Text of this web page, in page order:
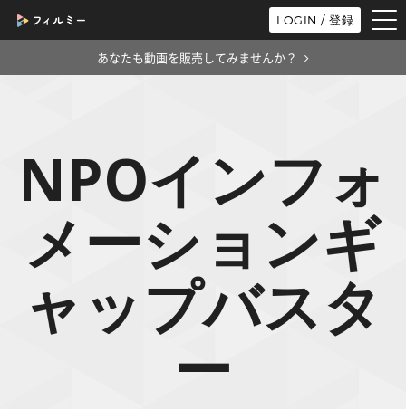
LOGIN / 登録
あなたも動画を販売してみませんか？
NPOインフォ
メーションギ
ャップバスタ
ー